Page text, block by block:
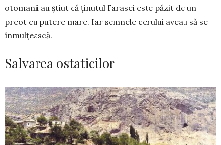
otomanii au știut că ținutul Farasei este păzit de un
preot cu putere mare. Iar semnele cerului aveau să se
înmulțească.
Salvarea ostaticilor